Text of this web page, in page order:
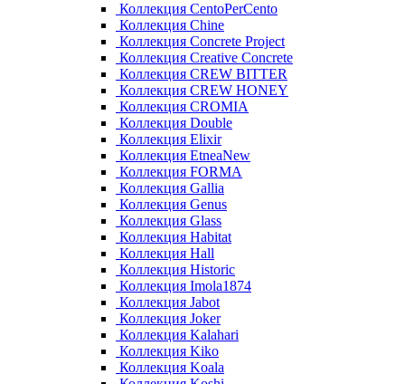
Коллекция CentoPerCento
Коллекция Chine
Коллекция Concrete Project
Коллекция Creative Concrete
Коллекция CREW BITTER
Коллекция CREW HONEY
Коллекция CROMIA
Коллекция Double
Коллекция Elixir
Коллекция EtneaNew
Коллекция FORMA
Коллекция Gallia
Коллекция Genus
Коллекция Glass
Коллекция Habitat
Коллекция Hall
Коллекция Historic
Коллекция Imola1874
Коллекция Jabot
Коллекция Joker
Коллекция Kalahari
Коллекция Kiko
Коллекция Koala